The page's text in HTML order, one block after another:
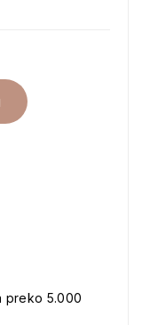
preko 5.000